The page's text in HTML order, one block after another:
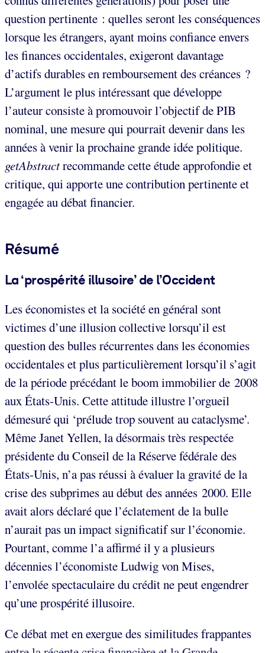
question pertinente : quelles seront les conséquences
lorsque les étrangers, ayant moins confiance envers
les finances occidentales, exigeront davantage
d’actifs durables en remboursement des créances ?
L’argument le plus intéressant que développe
l’auteur consiste à promouvoir l’objectif de PIB
nominal, une mesure qui pourrait devenir dans les
années à venir la prochaine grande idée politique.
getAbstractrecommande cette étude approfondie et
critique, qui apporte une contribution pertinente et
engagée au débat financier.
Résumé
La ‘prospérité illusoire’ de l’Occident
Les économistes et la société en général sont
victimes d’une illusion collective lorsqu’il est
question des bulles récurrentes dans les économies
occidentales et plus particulièrement lorsqu’il s’agit
de la période précédant le boom immobilier de 2008
aux États-Unis. Cette attitude illustre l’orgueil
démesuré qui ‘prélude trop souvent au cataclysme’.
Même Janet Yellen, la désormais très respectée
présidente du Conseil de la Réserve fédérale des
États-Unis, n’a pas réussi à évaluer la gravité de la
crise des subprimes au début des années 2000. Elle
avait alors déclaré que l’éclatement de la bulle
n’aurait pas un impact significatif sur l’économie.
Pourtant, comme l’a affirmé il y a plusieurs
décennies l’économiste Ludwig von Mises,
l’envolée spectaculaire du crédit ne peut engendrer
qu’une prospérité illusoire.
Ce débat met en exergue des similitudes frappantes